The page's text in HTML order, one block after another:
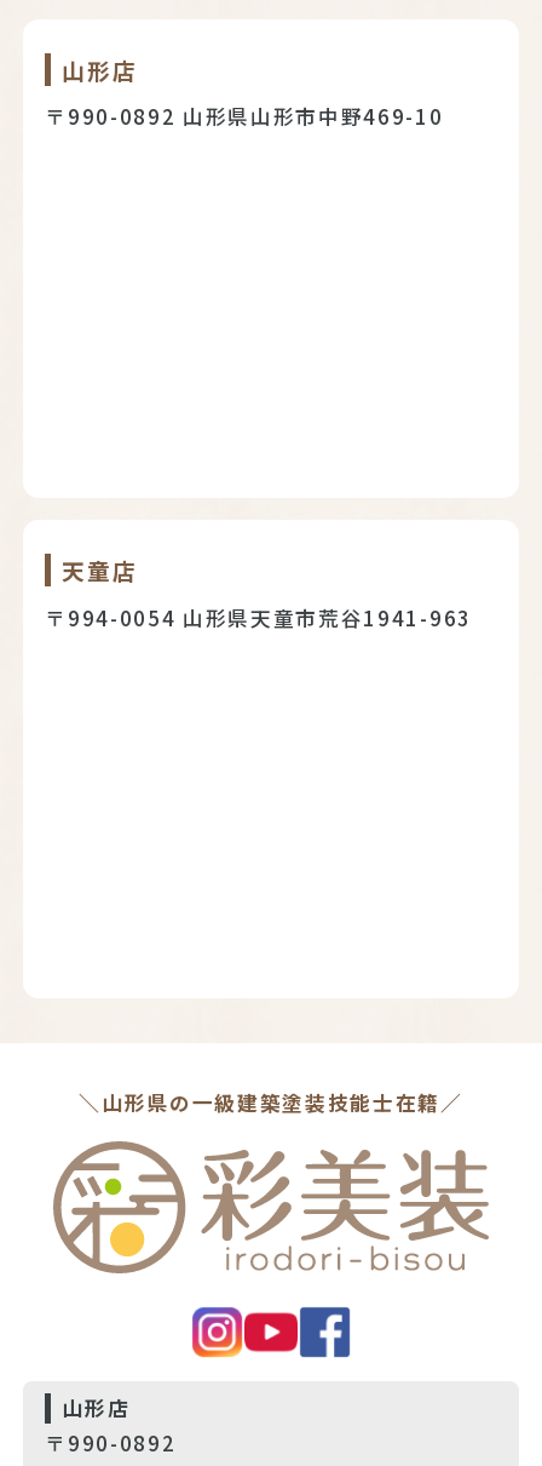
山形店
〒990-0892 山形県山形市中野469-10
天童店
〒994-0054 山形県天童市荒谷1941-963
＼山形県の一級建築塗装技能士在籍／
山形店
〒990-0892